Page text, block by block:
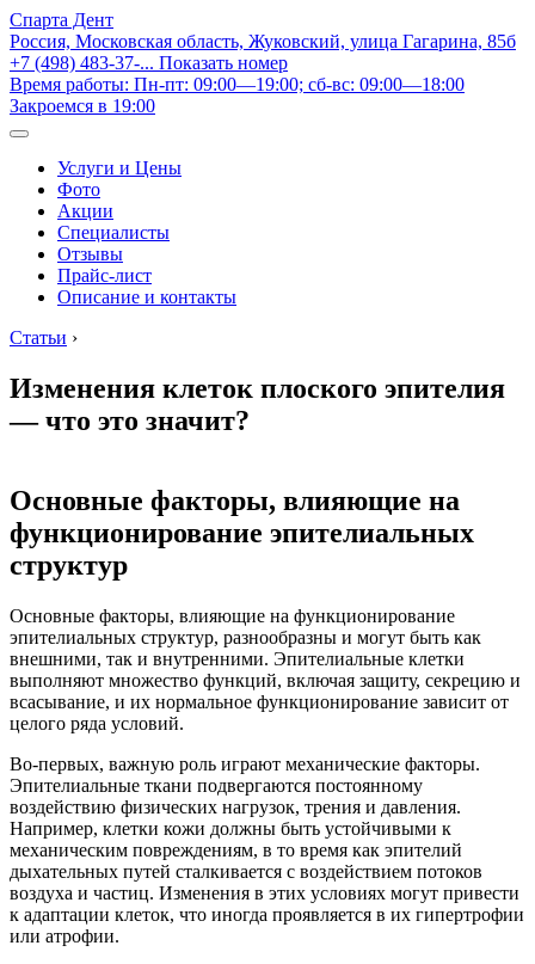
Спарта Дент
Россия, Московская область, Жуковский, улица Гагарина, 85б
+7 (498) 483-37-... Показать номер
Время работы: Пн-пт: 09:00—19:00; сб-вс: 09:00—18:00
Закроемся в 19:00
Услуги и Цены
Фото
Акции
Специалисты
Отзывы
Прайс-лист
Описание и контакты
Статьи ›
Изменения клеток плоского эпителия
— что это значит?
Основные факторы, влияющие на
функционирование эпителиальных
структур
Основные факторы, влияющие на функционирование
эпителиальных структур, разнообразны и могут быть как
внешними, так и внутренними. Эпителиальные клетки
выполняют множество функций, включая защиту, секрецию и
всасывание, и их нормальное функционирование зависит от
целого ряда условий.
Во-первых, важную роль играют механические факторы.
Эпителиальные ткани подвергаются постоянному
воздействию физических нагрузок, трения и давления.
Например, клетки кожи должны быть устойчивыми к
механическим повреждениям, в то время как эпителий
дыхательных путей сталкивается с воздействием потоков
воздуха и частиц. Изменения в этих условиях могут привести
к адаптации клеток, что иногда проявляется в их гипертрофии
или атрофии.